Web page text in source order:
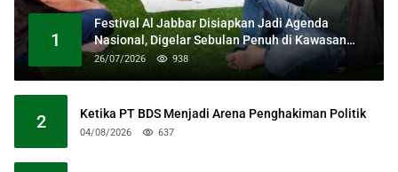
1
Festival Al Jabbar Disiapkan Jadi Agenda
Nasional, Digelar Sebulan Penuh di Kawasan
Masjid Raya Al Jabbar
26/07/2026 938
2 Ketika PT BDS Menjadi Arena Penghakiman Politik
04/08/2026 637